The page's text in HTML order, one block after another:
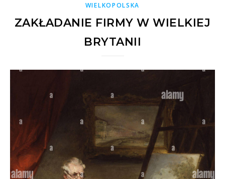
WIELKOPOLSKA
ZAKŁADANIE FIRMY W WIELKIEJ
BRYTANII